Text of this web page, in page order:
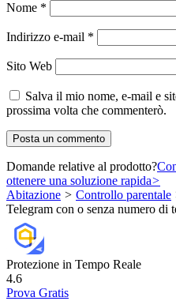
Nome *
Indirizzo e-mail *
Sito Web
Salva il mio nome, e-mail e
prossima volta che commenterò.
Domande relative al prodotto?
ottenere una soluzione rapida>
Abitazione > Controllo parentale
Telegram con o senza numero di
Protezione in Tempo Reale
4.6
Prova Gratis